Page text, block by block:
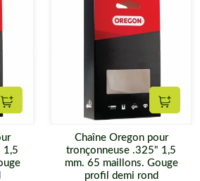
Ajouter au panier
1,5
Chaîne Oregon pour
tronçonneuse .325" 1,5
mm. 65 maillons. Gouge
profil demi rond